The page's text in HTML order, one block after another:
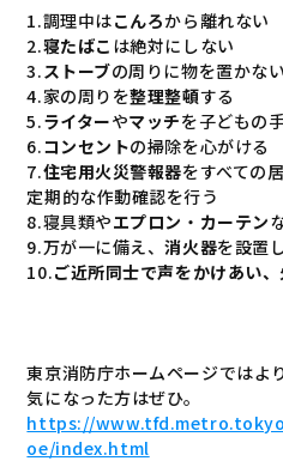
1.調理中はこんろから離れない
2.寝たばこ は絶対にしない
3.ストーブの周りに物を置かない
4.家の周りを整理整頓する
5.ライターやマッチを子どもの
6.コンセントの掃除を心がける
7.住宅用火災警報器をすべての
定期的な作動確認を行う
8.寝具類やエプロン ・ カーテン
9.万が一に備え、消火器を設置
10.ご近所同士で声をかけあい
東京消防庁ホームページではよ
気になった方はぜひ。
https://
oe/index.html